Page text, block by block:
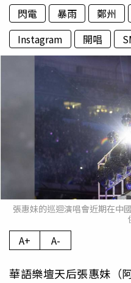
閃電
暴雨 鄭州
Instagram
開唱
張惠妹的巡迴演唱會近期在中
A+ A-
華語樂壇天后張惠妹（